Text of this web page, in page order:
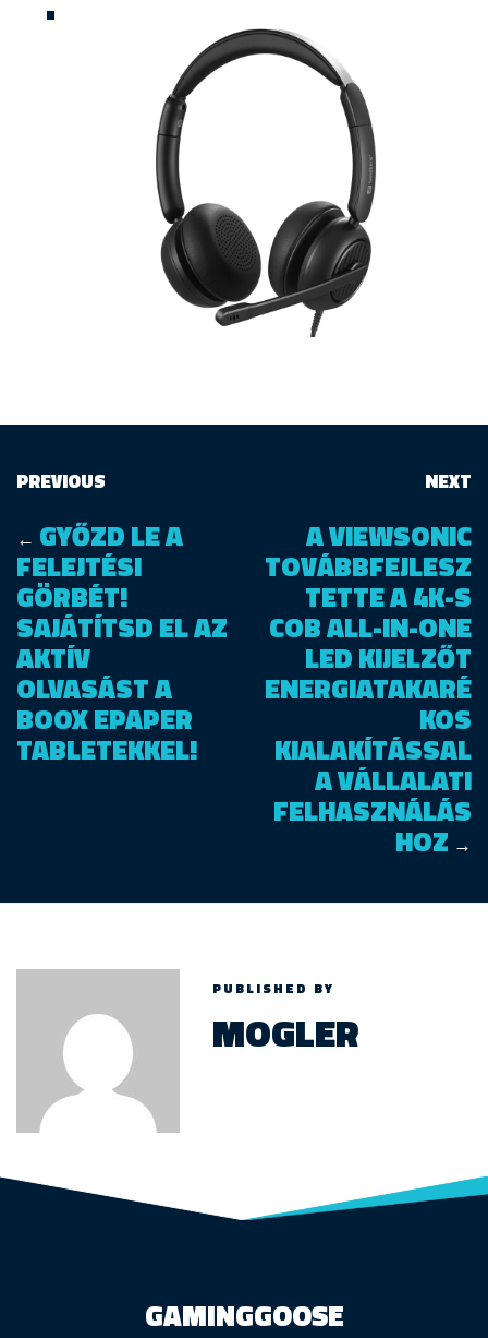
PREVIOUS
← GYŐZD LE A
FELEJTÉSI
GÖRBÉT!
SAJÁTÍTSD EL AZ
AKTÍV
OLVASÁST A
BOOX EPAPER
TABLETEKKEL!
NEXT
A VIEWSONIC
TOVÁBBFEJLESZ
TETTE A 4K-S
COB ALL-IN-ONE
LED KIJELZŐT
ENERGIATAKARÉ
KOS
KIALAKÍTÁSSAL
A VÁLLALATI
FELHASZNÁLÁS
HOZ →
PUBLISHED BY
MOGLER
GAMINGGOOSE